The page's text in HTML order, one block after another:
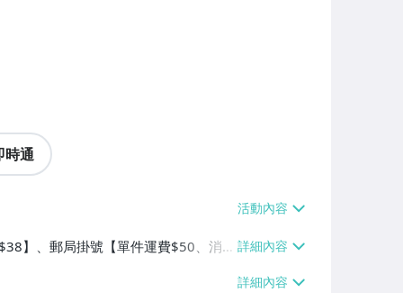
時通
】、郵局掛號【單件運費$50、消